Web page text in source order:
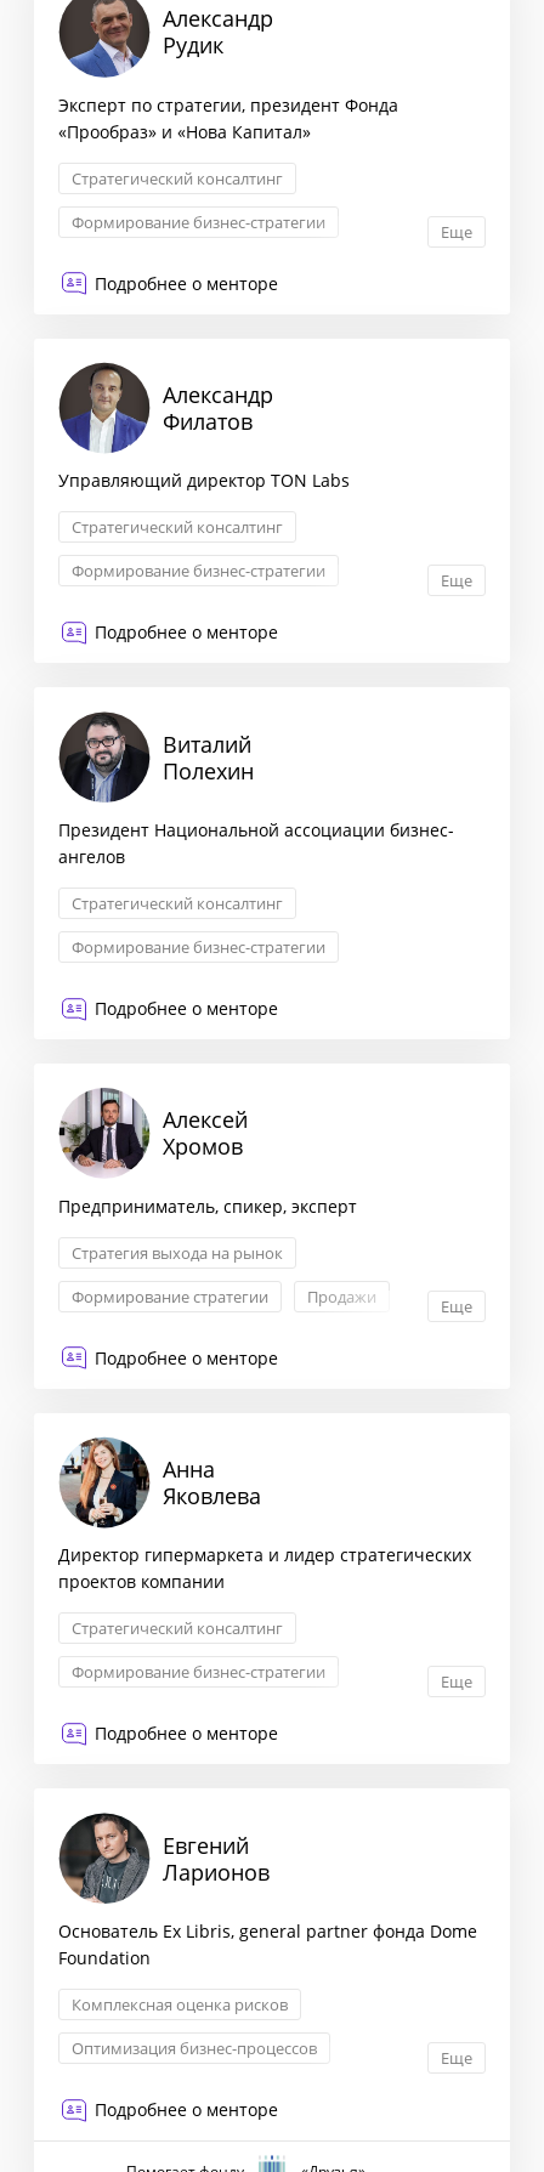
Александр
Рудик
Эксперт по стратегии, президент Фонда
«Прообраз» и «Нова Капитал»
Стратегический консалтинг
Формирование бизнес-стратегии
Еще
Подробнее о менторе
Александр
Филатов
Управляющий директор TON Labs
Стратегический консалтинг
Формирование бизнес-стратегии
Еще
Подробнее о менторе
Виталий
Полехин
Президент Национальной ассоциации бизнес-
ангелов
Стратегический консалтинг
Формирование бизнес-стратегии
Подробнее о менторе
Алексей
Хромов
Предприниматель, спикер, эксперт
Стратегия выхода на рынок
Формирование стратегии
Продажи
Еще
Подробнее о менторе
Анна
Яковлева
Директор гипермаркета и лидер стратегических
проектов компании
Стратегический консалтинг
Формирование бизнес-стратегии
Еще
Подробнее о менторе
Евгений
Ларионов
Основатель Ex Libris, general partner фонда Dome
Foundation
Комплексная оценка рисков
Оптимизация бизнес-процессов
Взаимоотношения с партнерами
Еще
Подробнее о менторе